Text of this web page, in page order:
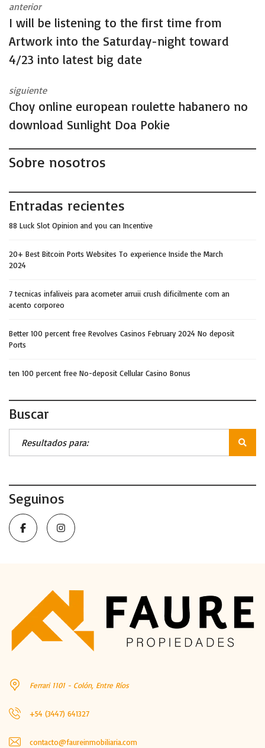
anterior
I will be listening to the first time from
Artwork into the Saturday-night toward
4/23 into latest big date
siguiente
Choy online european roulette habanero no
download Sunlight Doa Pokie
Sobre nosotros
Entradas recientes
88 Luck Slot Opinion and you can Incentive
20+ Best Bitcoin Ports Websites To experience Inside the March
2024
7 tecnicas infaliveis para acometer arruii crush dificilmente com an
acento corporeo
Better 100 percent free Revolves Casinos February 2024 No deposit
Ports
ten 100 percent free No-deposit Cellular Casino Bonus
Buscar
Seguinos
Ferrari 1101 - Colón, Entre Ríos
+54 (3447) 641327
contacto@faureinmobiliaria.com